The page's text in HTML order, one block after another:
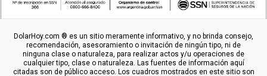
DolarHoy.com ® es un sitio meramente informativo, y no brinda consejo,
recomendación, asesoramiento o invitación de ningún tipo, ni de
ninguna clase o naturaleza, para realizar actos y/u operaciones de
cualquier tipo, clase o naturaleza. Las fuentes de información aquí
citadas son de público acceso. Los cuadros mostrados en este sitio son